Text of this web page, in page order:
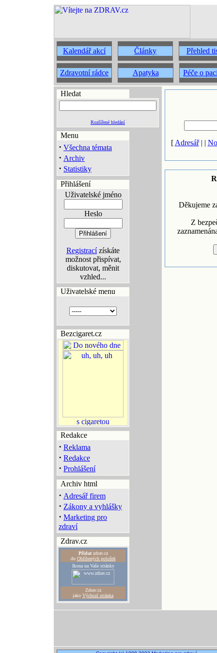
Kalendář akcí Články Přehled
Zdravotní rádce Apatyka Péče o
Hledat
Rozšířené hledání
Menu
· Všechna témata
· Archiv
· Statistiky
Přihlášení
Uživatelské jméno
Heslo
Registracízískáte
možnost přispívat,
diskutovat, měnit
vzhled...
Uživatelské menu
Bezcigaret.cz
Redakce
· Reklama
· Redakce
· Prohlášení
Archiv html
· Adresář firem
· Zákony a vyhlášky
· Marketing pro
zdraví
Zdrav.cz
Přidatzdrav.cz
do Oblíbených položek
Ikona na Vaše stránky
Zdrav.cz
jako Výchozí stránka
[ Adresář| |
Děkujeme
Z